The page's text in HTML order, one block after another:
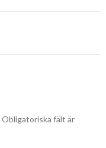
Obligatoriska fält är